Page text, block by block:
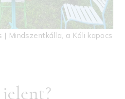
Mindszentkálla, a Káli kapocs